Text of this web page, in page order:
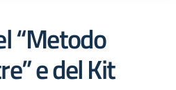
“Metodo
e del Kit